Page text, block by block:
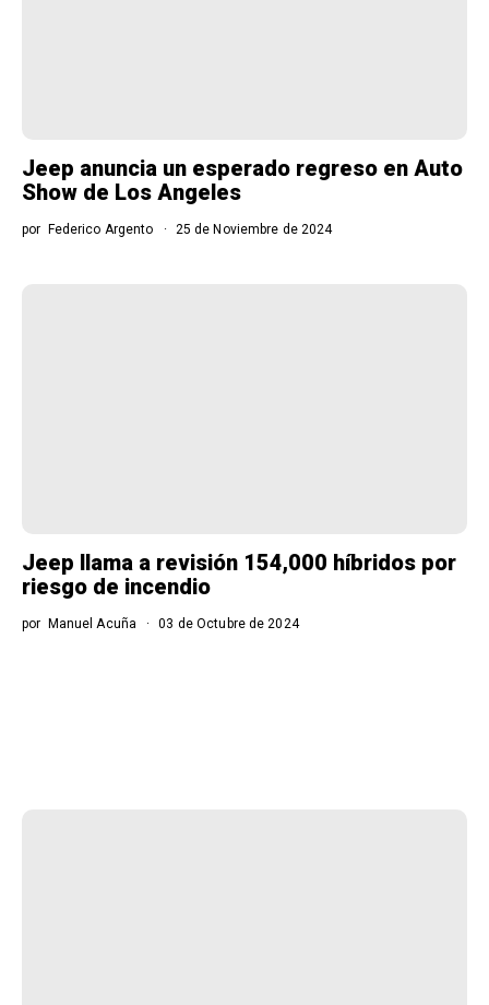
Jeep anuncia un esperado regreso en Auto
Show de Los Angeles
por Federico Argento 25 de Noviembre de 2024
Jeep llama a revisión 154,000 híbridos por
riesgo de incendio
por Manuel Acuña 03 de Octubre de 2024